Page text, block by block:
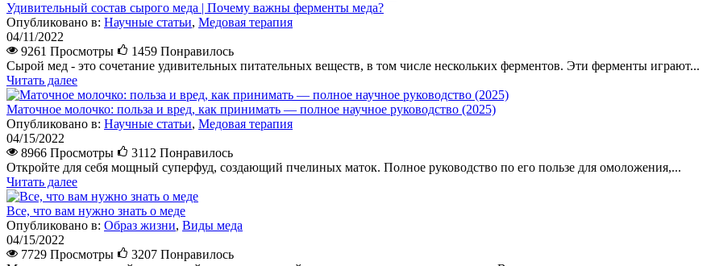
Удивительный состав сырого меда | Почему важны ферменты меда?
Опубликовано в: Научные статьи, Медовая терапия
04/11/2022
9261 Просмотры
1459 Понравилось
Сырой мед - это сочетание удивительных питательных веществ, в том числе нескольких ферментов. Эти ферменты играют...
Читать далее
Маточное молочко: польза и вред, как принимать — полное научное руководство (2025)
Опубликовано в: Научные статьи, Медовая терапия
04/15/2022
8966 Просмотры
3112 Понравилось
Откройте для себя мощный суперфуд, создающий пчелиных маток. Полное руководство по его пользе для омоложения,...
Читать далее
Все, что вам нужно знать о меде
Опубликовано в: Образ жизни, Виды меда
04/15/2022
7729 Просмотры
3207 Понравилось